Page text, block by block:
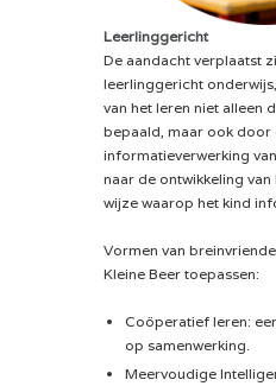
Leerlinggericht
De aandacht verplaatst
leerlinggericht
van het leren niet alleen
bepaald, maar ook door
informatieverwerking
naar de ontwikkeling
wijze waarop het kind
Vormen van
Kleine Beer toepassen:
Coöperatief leren:
op samenwerking.
Meervoudige